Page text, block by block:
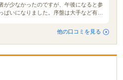
が少なかったのですが、午後になると参
ぱいになりました。序盤は大手など有名
メモを熱心にとっている学生や企業の人
目で積極的な学生が多く見られました。
０分と短い時間しかないので、企業のホ
他の口コミを見る